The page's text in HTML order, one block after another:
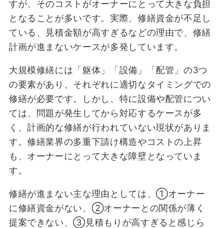
すが、そのコストがオーナーにとって大きな負担
となることが多いです。実際、修繕資金が不足し
ている、見積金額が高すぎるなどの理由で、修繕
計画が進まないケースが多発しています。
大規模修繕には「躯体」「設備」「配管」の3つ
の要素があり、それぞれに適切なタイミングでの
修繕が必要です。しかし、特に設備や配管につい
ては、問題が発生してから対応するケースが多
く、計画的な修繕が行われていない現状がありま
す。修繕業界の多重下請け構造やコストの上昇
も、オーナーにとって大きな障壁となっていま
す。
修繕が進まない主な理由としては、①オーナー
に修繕資金がない、②オーナーとの関係が薄く
提案できない、③見積もりが高すぎると感じら